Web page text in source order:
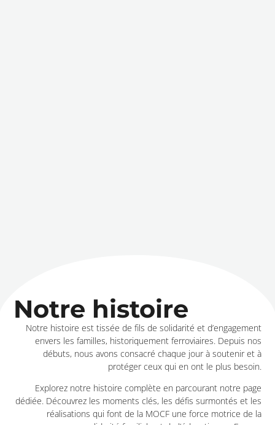
Notre histoire
Notre histoire est tissée de fils de solidarité et d’engagement
envers les familles, historiquement ferroviaires. Depuis nos
débuts, nous avons consacré chaque jour à soutenir et à
protéger ceux qui en ont le plus besoin.
Explorez notre histoire complète en parcourant notre page
dédiée. Découvrez les moments clés, les défis surmontés et les
réalisations qui font de la MOCF une force motrice de la